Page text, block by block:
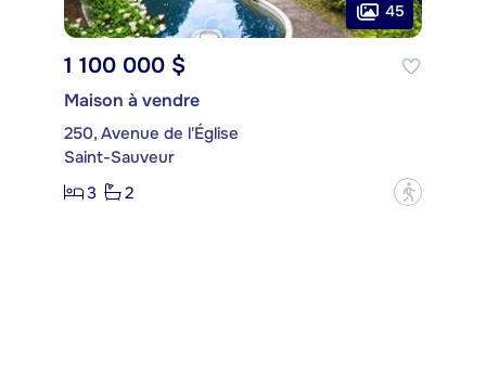
45
1 100 000 $
Maison à vendre
250, Avenue de l'Église
Saint-Sauveur
3
2 ?